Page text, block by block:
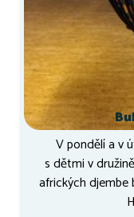
V pondělí a v
s dětmi v
afrických djembe